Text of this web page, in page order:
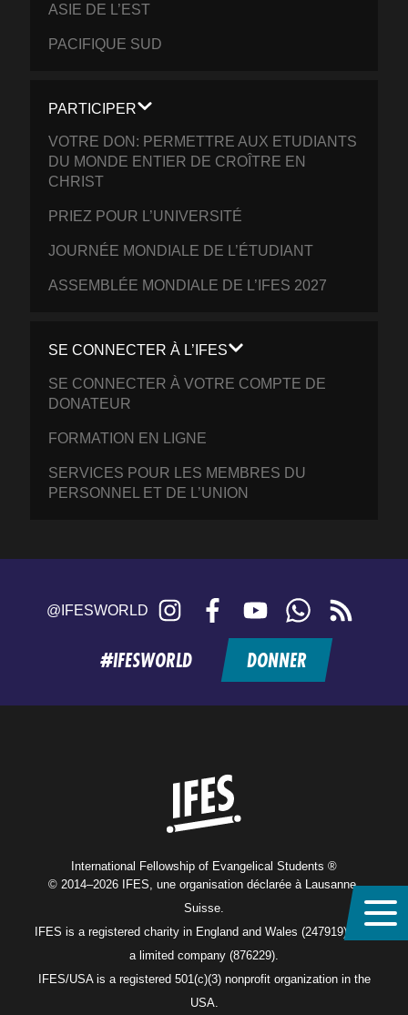
ASIE DE L’EST
PACIFIQUE SUD
PARTICIPER
VOTRE DON: PERMETTRE AUX ETUDIANTS
DU MONDE ENTIER DE CROÎTRE EN
CHRIST
PRIEZ POUR L’UNIVERSITÉ
JOURNÉE MONDIALE DE L’ÉTUDIANT
ASSEMBLÉE MONDIALE DE L’IFES 2027
SE CONNECTER À L’IFES
SE CONNECTER À VOTRE COMPTE DE
DONATEUR
FORMATION EN LIGNE
SERVICES POUR LES MEMBRES DU
PERSONNEL ET DE L’UNION
@IFESWORLD Instagram FacebookYouTubeWhatsApp
feed
#IFESWORLD DONNER
International Fellowship of Evangelical Students ®
© 2014–2026 IFES, une organisation déclarée à Lausanne,
Suisse.
IFES is a registered charity in England and Wales (247919), and
a limited company (876229).
IFES/USA is a registered 501(c)(3) nonprofit organization in the
USA.